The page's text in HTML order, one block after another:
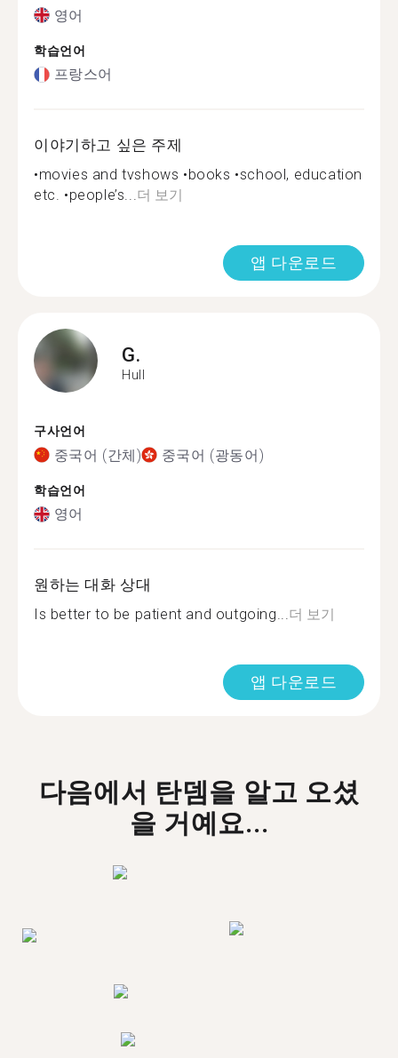
영어
학습언어
프랑스어
이야기하고 싶은 주제
•movies and tvshows •books •school, education
etc. •people’s...더 보기
앱 다운로드
G.
Hull
구사언어
중국어 (간체) 중국어 (광동어)
학습언어
영어
원하는 대화 상대
Is better to be patient and outgoing...더 보기
앱 다운로드
다음에서 탄뎀을 알고 오셨
을 거예요...